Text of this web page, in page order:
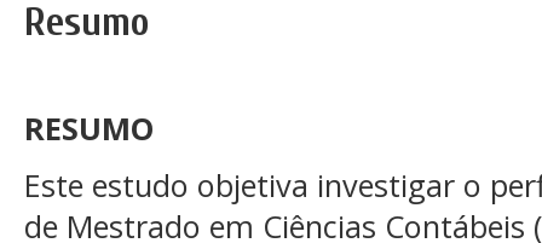
Resumo
RESUMO
Este estudo objetiva investigar o
de Mestrado em Ciências Contábeis